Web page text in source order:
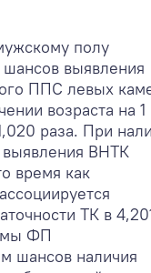
полу
выявления
ППС левых
возраста на 1
раза. При
выявления ВНТК
время как
ТК в
ФП
шансов наличия